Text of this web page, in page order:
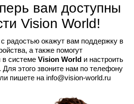
вам доступны
Vision World!
радостью окажут вам поддержку в
а также помогут
в системе Vision World и настроить
этого звоните нам по телефону
пишете на info@vision-world.ru